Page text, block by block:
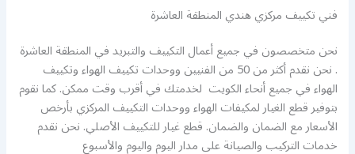
فني تكييف مركزي هندي المنطقة العاشرة
نحن متخصصون في جميع أعمال التكييف والتبريد في المنطقة العاشرة
. نحن نقدم أكثر من 50 من الفنيين ووحدات تكييف الهواء وتكييف
الهواء في جميع أنحاء الكويت لخدمتك في أقرب وقت ممكن. كما نقوم
بتوفير قطع الغيار لمكيفات الهواء ووحدات التكييف المركزي بأرخص
الأسعار مع الضمان والضمان. قطع غيار للتكييف الأصلي. نحن نقدم
خدمات التركيب والصيانة على مدار اليوم واليوم والأسبوع